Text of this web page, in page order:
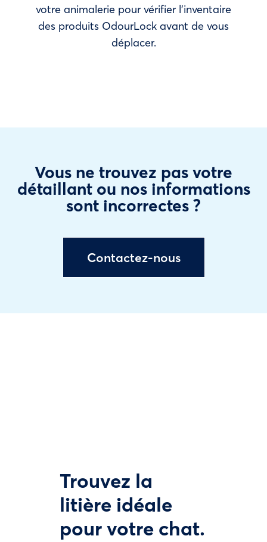
votre animalerie pour vérifier l’inventaire
des produits OdourLock avant de vous
déplacer.
Vous ne trouvez pas votre
détaillant ou nos informations
sont incorrectes ?
Contactez-nous
Trouvez la
litière idéale
pour votre chat.